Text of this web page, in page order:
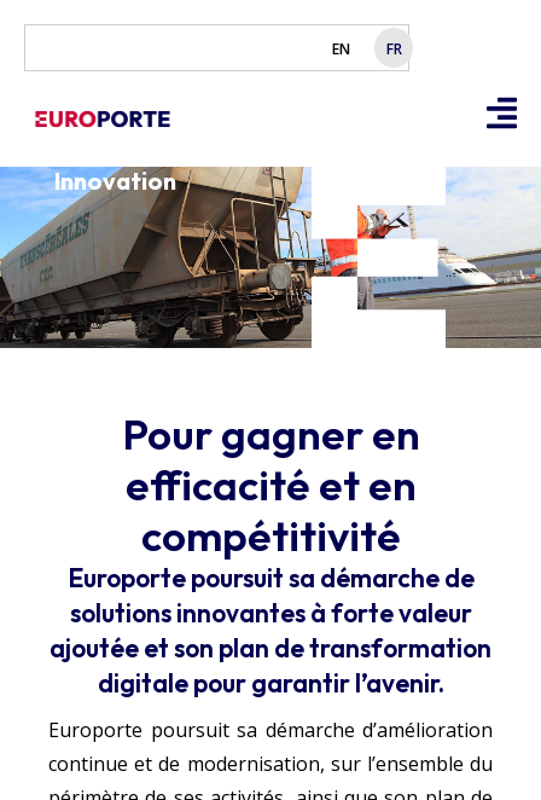
EN FR
Innovation
Pour gagner en
efficacité et en
compétitivité
Europorte poursuit sa démarche de
solutions innovantes à forte valeur
ajoutée et son plan de transformation
digitale pour garantir l’avenir.
Europorte poursuit sa démarche d’amélioration
continue et de modernisation, sur l’ensemble du